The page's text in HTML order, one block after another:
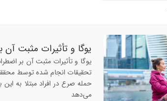
یوگا و تأثیرات مثبت
یوگا و تأثیرات مثبت آن بر
تحقیقات انجام شده توسط
حمله صرع در افراد مبتلا به
می‌دهد